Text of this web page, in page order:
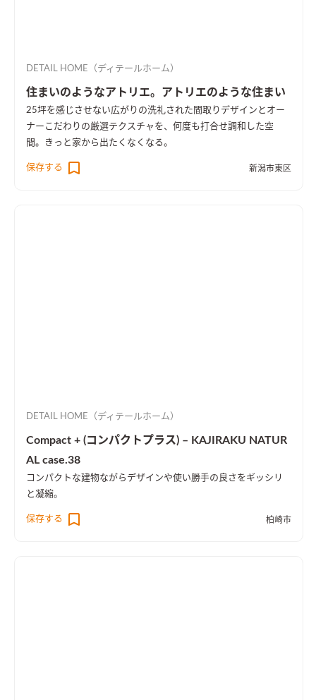
DETAIL HOME（ディテールホーム）
住まいのようなアトリエ。アトリエのような住まい
25坪を感じさせない広がりの洗礼された間取りデザインとオー
ナーこだわりの厳選テクスチャを、何度も打合せ調和した空
間。きっと家から出たくなくなる。
保存する 新潟市東区
DETAIL HOME（ディテールホーム）
Compact + (コンパクトプラス) – KAJIRAKU NATUR
AL case.38
コンパクトな建物ながらデザインや使い勝手の良さをギッシリ
と凝縮。
保存する 柏崎市